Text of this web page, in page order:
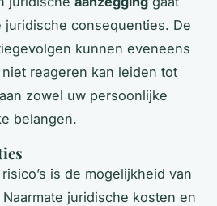
juridische consequenties. De
kunnen eveneens
reageren kan leiden tot
zowel uw persoonlijke
belangen.
is de mogelijkheid van
Naarmate juridische kosten en